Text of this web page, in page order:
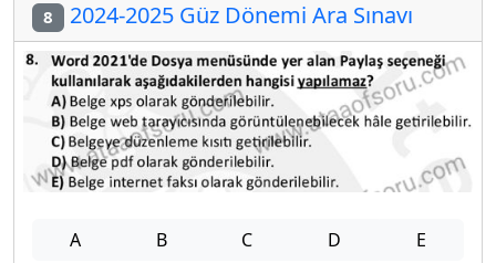
8 2024-2025 Güz Dönemi Ara Sınavı
A B C D E